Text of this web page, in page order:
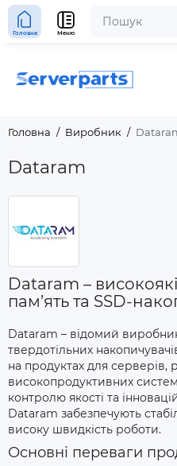
Головна Меню
Головна Виробник
Dataram
Dataram –
пам’ять та SSD-
Dataram – відомий
твердотільних
на продуктах для серверів,
високопродуктивних
контролю якості та
Dataram забезпечують
високу швидкість роботи.
Основні переваги